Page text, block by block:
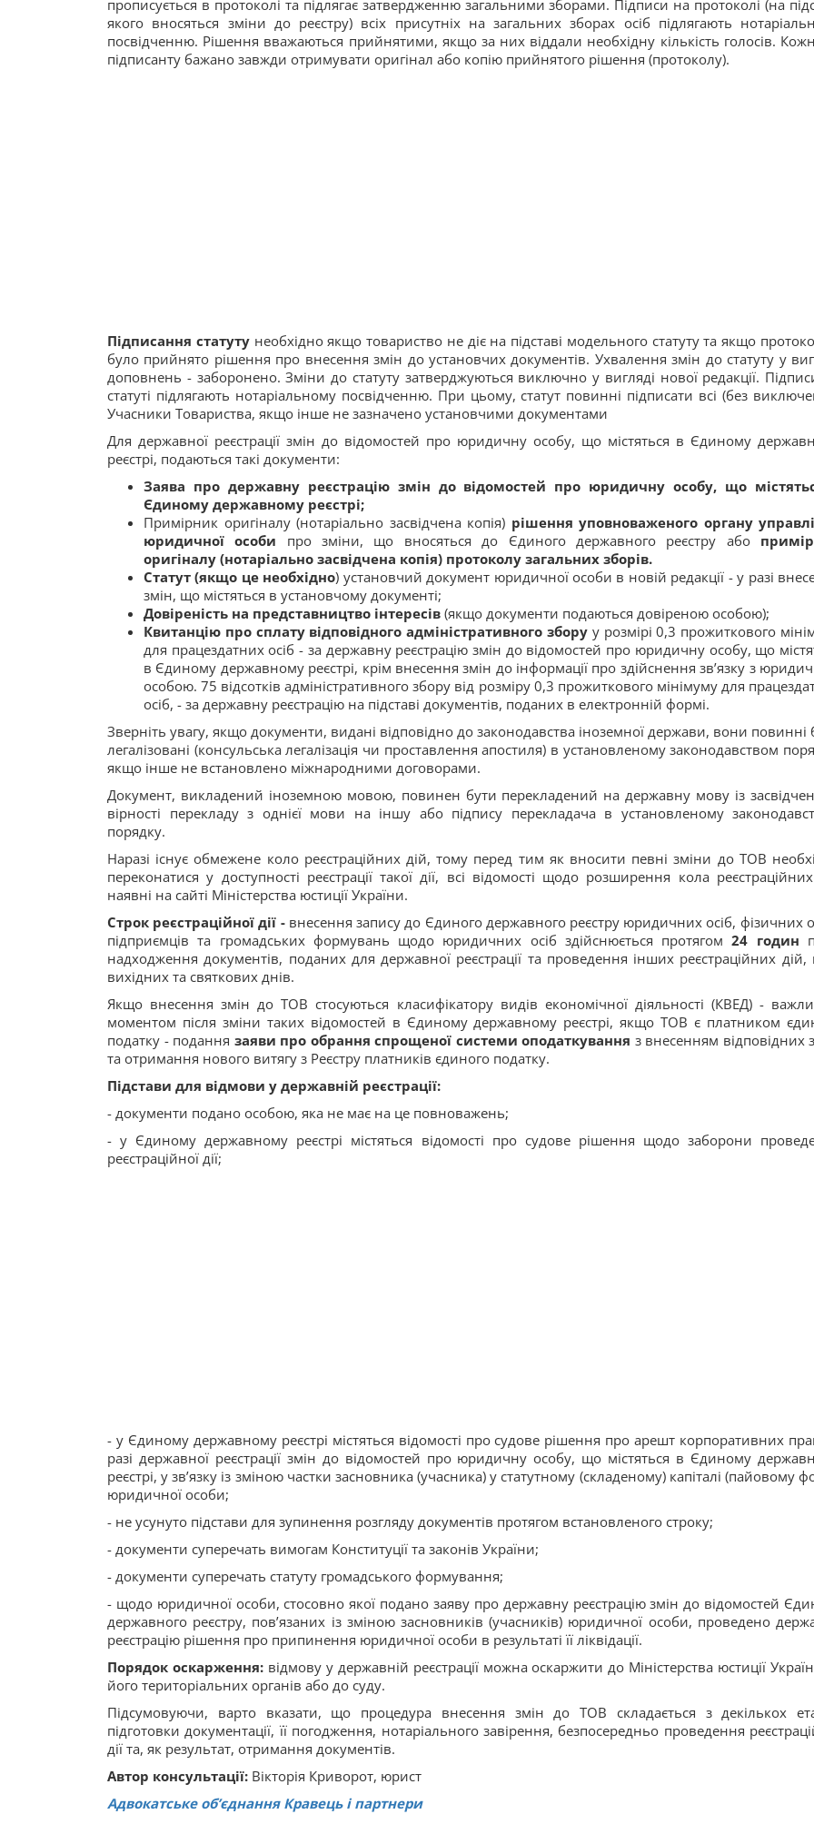
прописується в протоколі та підлягає затвердженню загальними зборами. Підписи на протоколі (на
якого вносяться зміни до реєстру) всіх присутніх на загальних зборах осіб підлягають
посвідченню. Рішення вважаються прийнятими, якщо за них віддали необхідну кількість голосів.
підписанту бажано завжди отримувати оригінал або копію прийнятого рішення (протоколу).
Підписання статутунеобхідно якщо товариство не діє на підставі модельного статуту та якщо
було прийнято рішення про внесення змін до установчих документів. Ухвалення змін до статуту у
доповнень - заборонено. Зміни до статуту затверджуються виключно у вигляді нової редакції.
статуті підлягають нотаріальному посвідченню. При цьому, статут повинні підписати всі (без
Учасники Товариства, якщо інше не зазначено установчими документами
Для державної реєстрації змін до відомостей про юридичну особу, що містяться в Єдиному
реєстрі, подаються такі документи:
Заява про державну реєстрацію змін до відомостей про юридичну особу, що
Єдиному державному реєстрі;
Примірник оригіналу (нотаріально засвідчена копія) рішення уповноваженого органу
юридичної особи про зміни, що вносяться до Єдиного державного реєстру або
оригіналу (нотаріально засвідчена копія) протоколу загальних зборів.
Статут (якщо це необхідно) установчий документ юридичної особи в новій редакції - у разі
змін, що містяться в установчому документі;
Довіреність на представництво інтересів (якщо документи подаються довіреною особою);
Квитанцію про сплату відповідного адміністративного збору у розмірі 0,3 прожиткового
для працездатних осіб - за державну реєстрацію змін до відомостей про юридичну особу, що
в Єдиному державному реєстрі, крім внесення змін до інформації про здійснення зв’язку з
особою. 75 відсотків адміністративного збору від розміру 0,3 прожиткового мінімуму для
осіб, - за державну реєстрацію на підставі документів, поданих в електронній формі.
Зверніть увагу, якщо документи, видані відповідно до законодавства іноземної держави, вони повинні
легалізовані (консульська легалізація чи проставлення апостиля) в установленому законодавством
якщо інше не встановлено міжнародними договорами.
Документ, викладений іноземною мовою, повинен бути перекладений на державну мову із
вірності перекладу з однієї мови на іншу або підпису перекладача в установленому
порядку.
Наразі існує обмежене коло реєстраційних дій, тому перед тим як вносити певні зміни до ТОВ
переконатися у доступності реєстрації такої дії, всі відомості щодо розширення кола
наявні на сайті Міністерства юстиції України.
Строк реєстраційної дії - внесення запису до Єдиного державного реєстру юридичних осіб, фізичних
підприємців та громадських формувань щодо юридичних осіб здійснюється протягом24 годин
надходження документів, поданих для державної реєстрації та проведення інших реєстраційних дій,
вихідних та святкових днів.
Якщо внесення змін до ТОВ стосуються класифікатору видів економічної діяльності (КВЕД) -
моментом після зміни таких відомостей в Єдиному державному реєстрі, якщо ТОВ є платником
податку - подання заяви про обрання спрощеної системи оподаткування з внесенням відповідних
та отримання нового витягу з Реєстру платників єдиного податку.
Підстави для відмови у державній реєстрації:
- документи подано особою, яка не має на це повноважень;
- у Єдиному державному реєстрі містяться відомості про судове рішення щодо заборони
реєстраційної дії;
- у Єдиному державному реєстрі містяться відомості про судове рішення про арешт корпоративних
разі державної реєстрації змін до відомостей про юридичну особу, що містяться в Єдиному
реєстрі, у зв’язку із зміною частки засновника (учасника) у статутному (складеному) капіталі (пайовому
юридичної особи;
- не усунуто підстави для зупинення розгляду документів протягом встановленого строку;
- документи суперечать вимогам Конституції та законів України;
- документи суперечать статуту громадського формування;
- щодо юридичної особи, стосовно якої подано заяву про державну реєстрацію змін до відомостей
державного реєстру, пов’язаних із зміною засновників (учасників) юридичної особи, проведено
реєстрацію рішення про припинення юридичної особи в результаті її ліквідації.
Порядок оскарження:відмову у державній реєстрації можна оскаржити до Міністерства юстиції
його територіальних органів або до суду.
Підсумовуючи, варто вказати, що процедура внесення змін до ТОВ складається з декількох
підготовки документації, її погодження, нотаріального завірення, безпосередньо проведення
дії та, як результат, отримання документів.
Автор консультації: Вікторія Криворот, юрист
Адвокатське об’єднання Кравець і партнери